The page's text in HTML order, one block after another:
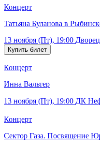
Концерт
Татьяна Буланова в
13 ноября (Пт), 19:00
Концерт
Инна Вальтер
13 ноября (Пт), 19:00 ДК
Концерт
Сектор Газа. Посвящение